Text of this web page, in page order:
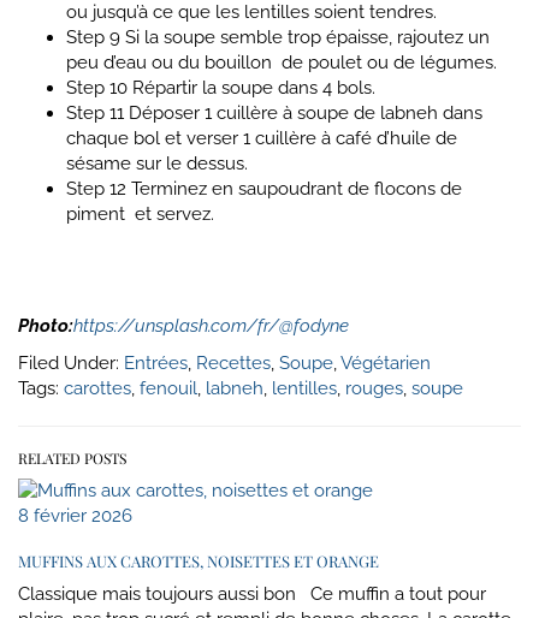
ou jusqu’à ce que les lentilles soient tendres.
Step 9 Si la soupe semble trop épaisse, rajoutez un
peu d’eau ou du bouillon de poulet ou de légumes.
Step 10 Répartir la soupe dans 4 bols.
Step 11 Déposer 1 cuillère à soupe de labneh dans
chaque bol et verser 1 cuillère à café d’huile de
sésame sur le dessus.
Step 12 Terminez en saupoudrant de flocons de
piment et servez.
Photo:https://unsplash.com/fr/@fodyne
Filed Under: Entrées, Recettes, Soupe,Végétarien
Tags: carottes, fenouil, labneh, lentilles, rouges, soupe
RELATED POSTS
8 février 2026
MUFFINS AUX CAROTTES, NOISETTES ET ORANGE
Classique mais toujours aussi bon Ce muffin a tout pour